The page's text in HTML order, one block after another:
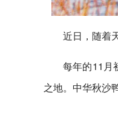
近日，随着
每年的11月
之地。中华秋沙